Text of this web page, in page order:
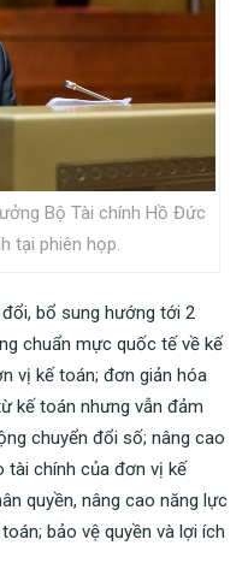
Bộ Tài chính Hồ Đức
tại phiên họp.
bổ sung hướng tới 2
chuẩn mực quốc tế về kế
vị kế toán; đơn giản hóa
kế toán nhưng vẫn đảm
chuyển đổi số; nâng cao
tài chính của đơn vị kế
quyền, nâng cao năng lực
bảo vệ quyền và lợi ích